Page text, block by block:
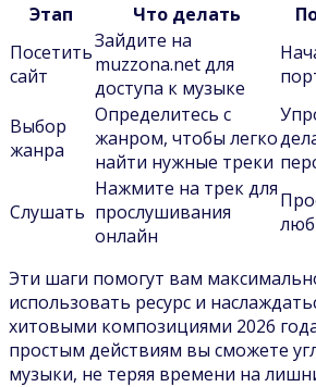
Этап
Что делать
Посетить
сайт
Зайдите на
muzzona.net для
доступа к музыке
Выбор
жанра
Определитесь с
жанром, чтобы легко
найти нужные треки
Слушать
Нажмите на трек для
прослушивания
онлайн
Эти шаги помогут вам
использовать ресурс и
хитовыми композициями 2026
простым действиям вы сможете
музыки, не теряя времени на